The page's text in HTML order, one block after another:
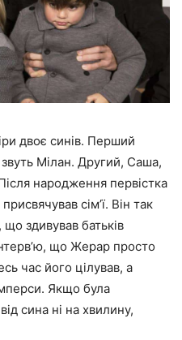
двоє синів. Перший
Мілан. Другий, Саша,
народження первістка
сім’ї. Він так
здивував батьків
що Жерар просто
час його цілував, а
Якщо була
сина ні на хвилину,